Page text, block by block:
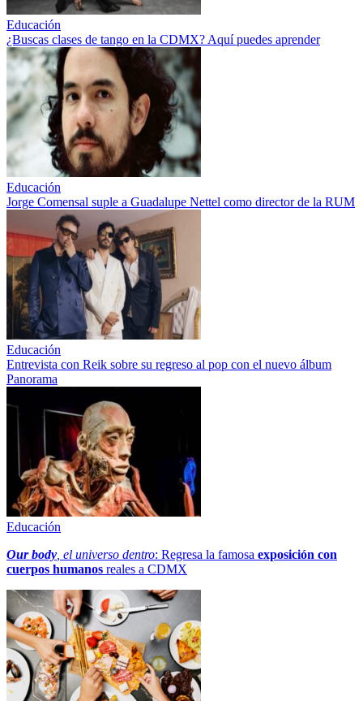
Educación
¿Buscas clases de tango en la CDMX? Aquí puedes aprender
Educación
Jorge Comensal suple a Guadalupe Nettel como director de la RUM
Educación
Entrevista con Reik sobre su regreso al pop con el nuevo álbum
Panorama
Educación
Our body , el universo dentro: Regresa la famosa exposición con
cuerpos humanos reales a CDMX